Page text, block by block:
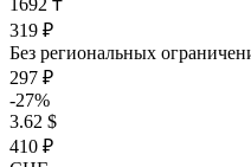
1692 ₸
319 ₽
Без региональных
297 ₽
-27%
3.62 $
410 ₽